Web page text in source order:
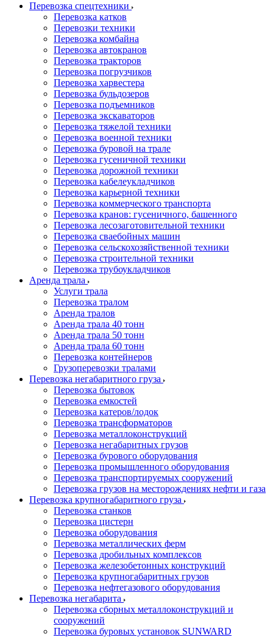
Перевозка спецтехники
Перевозка катков
Перевозки техники
Перевозка комбайна
Перевозка автокранов
Перевозка тракторов
Перевозка погрузчиков
Перевозка харвестера
Перевозка бульдозеров
Перевозка подъемников
Перевозка экскаваторов
Перевозка тяжелой техники
Перевозка военной техники
Перевозка буровой на трале
Перевозка гусеничной техники
Перевозка дорожной техники
Перевозка кабелеукладчиков
Перевозка карьерной техники
Перевозка коммерческого транспорта
Перевозка кранов: гусеничного, башенного
Перевозка лесозаготовительной техники
Перевозка сваебойных машин
Перевозка сельскохозяйственной техники
Перевозка строительной техники
Перевозка трубоукладчиков
Аренда трала
Услуги трала
Перевозка тралом
Аренда тралов
Аренда трала 40 тонн
Аренда трала 50 тонн
Аренда трала 60 тонн
Перевозка контейнеров
Грузоперевозки тралами
Перевозка негабаритного груза
Перевозка бытовок
Перевозка емкостей
Перевозка катеров/лодок
Перевозка трансформаторов
Перевозка металлоконструкций
Перевозка негабаритных грузов
Перевозка бурового оборудования
Перевозка промышленного оборудования
Перевозка транспортируемых сооружений
Перевозка грузов на месторождениях нефти и газа
Перевозка крупногабаритного груза
Перевозка станков
Перевозка цистерн
Перевозка оборудования
Перевозка металлических ферм
Перевозка дробильных комплексов
Перевозка железобетонных конструкций
Перевозка крупногабаритных грузов
Перевозка нефтегазового оборудования
Перевозка негабарита
Перевозка сборных металлоконструкций и
сооружений
Перевозка буровых установок SUNWARD